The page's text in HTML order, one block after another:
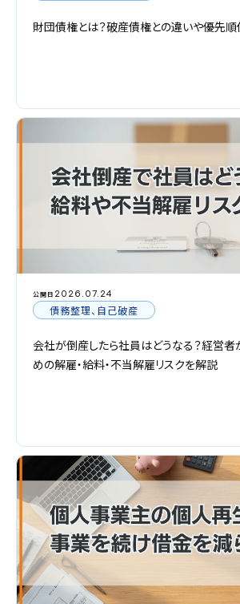
財団債権とは？破産債権との違いや優先順
公開日 2026.07.24
債務整理、自己破産
会社が倒産したら社員はどうなる？経営
めの解雇・給料・不当解雇リスクを解説